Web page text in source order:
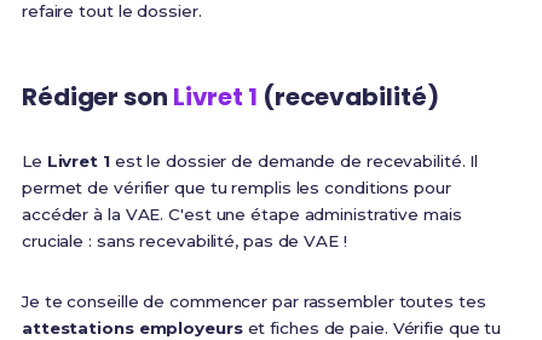
refaire tout le dossier.
Rédiger son Livret 1 (recevabilité)
Le Livret 1est le dossier de demande de recevabilité. Il
permet de vérifier que tu remplis les conditions pour
accéder à la VAE. C'est une étape administrative mais
cruciale : sans recevabilité, pas de VAE !
Je te conseille de commencer par rassembler toutes tes
attestations employeurset fiches de paie. Vérifie que tu